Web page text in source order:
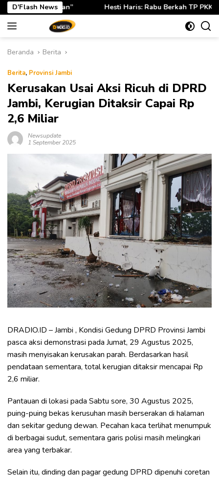
Langsung
ke
konten
D'Flash News
Hesti Haris: Rabu Berkah TP PKK Provinsi Jambi Perkuat
Beranda Berita
Berita, Provinsi Jambi
Kerusakan Usai Aksi Ricuh di DPRD
Jambi, Kerugian Ditaksir Capai Rp
2,6 Miliar
Newsupdate
1 September 2025
DRADIO.ID – Jambi , Kondisi Gedung DPRD Provinsi Jambi
pasca aksi demonstrasi pada Jumat, 29 Agustus 2025,
masih menyisakan kerusakan parah. Berdasarkan hasil
pendataan sementara, total kerugian ditaksir mencapai Rp
2,6 miliar.
Pantauan di lokasi pada Sabtu sore, 30 Agustus 2025,
puing-puing bekas kerusuhan masih berserakan di halaman
dan sekitar gedung dewan. Pecahan kaca terlihat menumpuk
di berbagai sudut, sementara garis polisi masih melingkari
area yang terbakar.
Selain itu, dinding dan pagar gedung DPRD dipenuhi coretan